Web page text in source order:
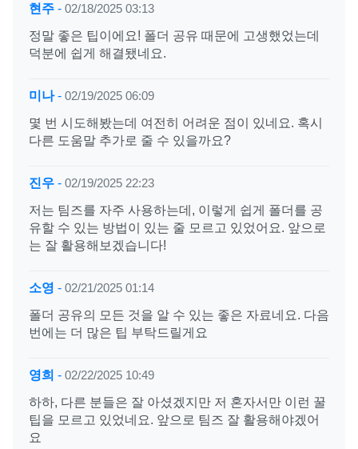
현주 - 02/18/2025 03:13
정말 좋은 팁이에요! 폴더 공유 때문에 고생했었는데
덕분에 쉽게 해결됐네요.
미나- 02/19/2025 06:09
몇 번 시도해봤는데 여전히 어려운 점이 있네요. 혹시
다른 도움말 추가로 줄 수 있을까요?
진우 - 02/19/2025 22:23
저는 팀즈를 자주 사용하는데, 이렇게 쉽게 폴더를 공
유할 수 있는 방법이 있는 줄 모르고 있었어요. 앞으로
는 잘 활용해보겠습니다!
소영 - 02/21/2025 01:14
폴더 공유의 모든 것을 알 수 있는 좋은 자료네요. 다음
번에는 더 많은 팁 부탁드릴게요
영희 - 02/22/2025 10:49
하하, 다른 분들은 잘 아셨겠지만 저 혼자서만 이런 꿀
팁을 모르고 있었네요. 앞으로 팀즈 잘 활용해야겠어
요